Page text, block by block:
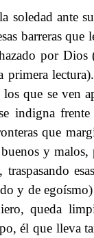
soledad ante
barreras que
por Dios
que se ven
indigna
que
y
y de
queda
él que lleva